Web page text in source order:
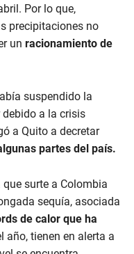
Por lo que,
precipitaciones no
un racionamiento de
suspendido la
a la crisis
a Quito a decretar
partes del país.
surte a Colombia
sequía, asociada
de calor que ha
año, tienen en alerta a